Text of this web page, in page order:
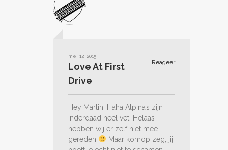
mei 12, 2015
Reageer
Love At First
Drive
Hey Martin! Haha Alpina’s zijn
inderdaad heel vet! Helaas
hebben wij er zelf niet mee
gereden
Maar komop zeg, jij